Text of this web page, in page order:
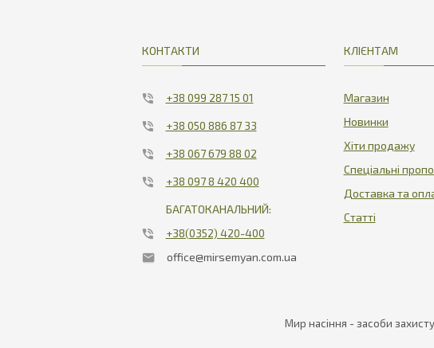
КОНТАКТИ
+38 099 287 15 01
+38 050 886 87 33
+38 067 679 88 02
+38 097 8 420 400
БАГАТОКАНАЛЬНИЙ:
+38(0352) 420-400
office@mirsemyan.com.ua
КЛІЄНТАМ
Магазин
Новинки
Хіти продажу
Спеціальні
Доставка та
Статті
Мир насіння - засоби